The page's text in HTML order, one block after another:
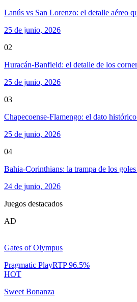
Lanús vs San Lorenzo: el detalle aéreo
25 de junio, 2026
02
Huracán-Banfield: el detalle de los
25 de junio, 2026
03
Chapecoense-Flamengo: el dato
25 de junio, 2026
04
Bahia-Corinthians: la trampa de los
24 de junio, 2026
Juegos destacados
AD
Gates of Olympus
Pragmatic PlayRTP96.5%
HOT
Sweet Bonanza